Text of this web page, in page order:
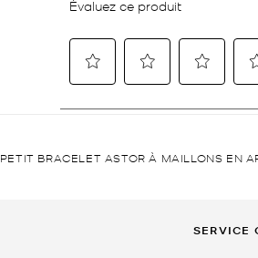
PETIT BRACELET ASTOR À MAILLONS EN
SERVICE